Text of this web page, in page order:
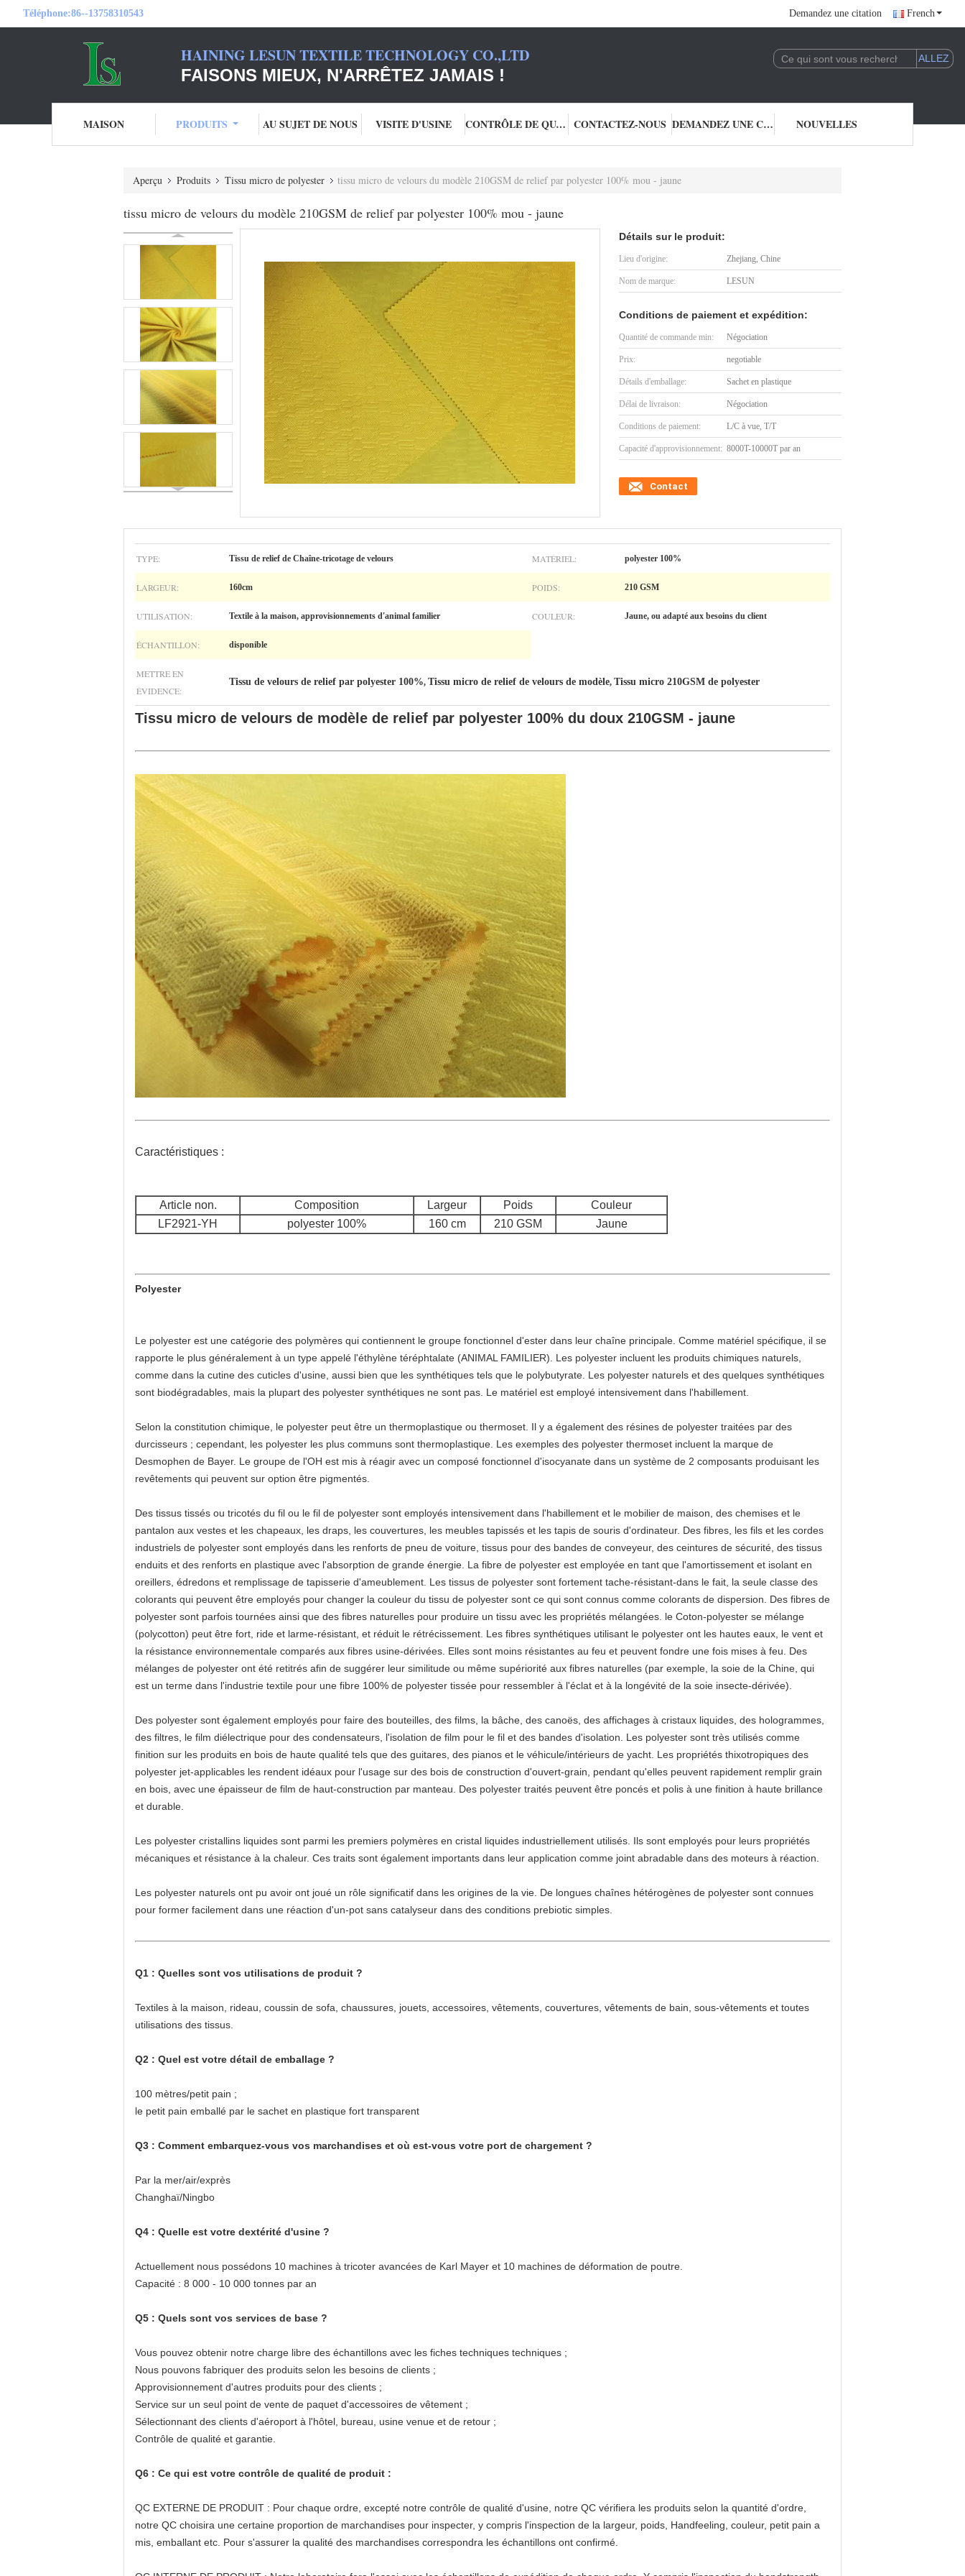
Téléphone:86--13758310543 Demandez une citation French
HAINING LESUN TEXTILE TECHNOLOGY CO.,LTD
FAISONS MIEUX, N'ARRÊTEZ JAMAIS !
MAISON PRODUITS AU SUJET DE NOUS VISITE D'USINE CONTRÔLE DE QUALITÉ CONTACTEZ-NOUS DEMANDEZ UNE CITATION NOUVELLES
Aperçu Produits Tissu micro de polyester tissu micro de velours du modèle 210GSM de relief par polyester 100% mou - jaune
tissu micro de velours du modèle 210GSM de relief par polyester 100% mou - jaune
Détails sur le produit:
Lieu d'origine: Zhejiang, Chine
Nom de marque: LESUN
Conditions de paiement et expédition:
Quantité de commande min: Négociation
Prix: negotiable
Détails d'emballage: Sachet en plastique
Délai de livraison: Négociation
Conditions de paiement: L/C à vue, T/T
Capacité d'approvisionnement: 8000T-10000T par an
Contact
TYPE: Tissu de relief de Chaîne-tricotage de velours MATÉRIEL: polyester 100%
LARGEUR: 160cm POIDS: 210 GSM
UTILISATION: Textile à la maison, approvisionnements d'animal familier COULEUR: Jaune, ou adapté aux besoins du client
ÉCHANTILLON: disponible
METTRE EN
ÉVIDENCE:
Tissu de velours de relief par polyester 100%, Tissu micro de relief de velours de modèle, Tissu micro 210GSM de polyester
Tissu micro de velours de modèle de relief par polyester 100% du doux 210GSM - jaune
Caractéristiques :
Article non. Composition Largeur Poids
Couleur
LF2921-YH
polyester 100% 160 cm 210 GSM Jaune
Polyester
Le polyester est une catégorie des polymères qui contiennent le groupe fonctionnel d'ester dans leur chaîne principale. Comme matériel spécifique, il se
rapporte le plus généralement à un type appelé l'éthylène téréphtalate (ANIMAL FAMILIER). Les polyester incluent les produits chimiques naturels,
comme dans la cutine des cuticles d'usine, aussi bien que les synthétiques tels que le polybutyrate. Les polyester naturels et des quelques synthétiques
sont biodégradables, mais la plupart des polyester synthétiques ne sont pas. Le matériel est employé intensivement dans l'habillement.
Selon la constitution chimique, le polyester peut être un thermoplastique ou thermoset. Il y a également des résines de polyester traitées par des
durcisseurs ; cependant, les polyester les plus communs sont thermoplastique. Les exemples des polyester thermoset incluent la marque de
Desmophen de Bayer. Le groupe de l'OH est mis à réagir avec un composé fonctionnel d'isocyanate dans un système de 2 composants produisant les
revêtements qui peuvent sur option être pigmentés.
Des tissus tissés ou tricotés du fil ou le fil de polyester sont employés intensivement dans l'habillement et le mobilier de maison, des chemises et le
pantalon aux vestes et les chapeaux, les draps, les couvertures, les meubles tapissés et les tapis de souris d'ordinateur. Des fibres, les fils et les cordes
industriels de polyester sont employés dans les renforts de pneu de voiture, tissus pour des bandes de conveyeur, des ceintures de sécurité, des tissus
enduits et des renforts en plastique avec l'absorption de grande énergie. La fibre de polyester est employée en tant que l'amortissement et isolant en
oreillers, édredons et remplissage de tapisserie d'ameublement. Les tissus de polyester sont fortement tache-résistant-dans le fait, la seule classe des
colorants qui peuvent être employés pour changer la couleur du tissu de polyester sont ce qui sont connus comme colorants de dispersion. Des fibres de
polyester sont parfois tournées ainsi que des fibres naturelles pour produire un tissu avec les propriétés mélangées. le Coton-polyester se mélange
(polycotton) peut être fort, ride et larme-résistant, et réduit le rétrécissement. Les fibres synthétiques utilisant le polyester ont les hautes eaux, le vent et
la résistance environnementale comparés aux fibres usine-dérivées. Elles sont moins résistantes au feu et peuvent fondre une fois mises à feu. Des
mélanges de polyester ont été retitrés afin de suggérer leur similitude ou même supériorité aux fibres naturelles (par exemple, la soie de la Chine, qui
est un terme dans l'industrie textile pour une fibre 100% de polyester tissée pour ressembler à l'éclat et à la longévité de la soie insecte-dérivée).
Des polyester sont également employés pour faire des bouteilles, des films, la bâche, des canoës, des affichages à cristaux liquides, des hologrammes,
des filtres, le film diélectrique pour des condensateurs, l'isolation de film pour le fil et des bandes d'isolation. Les polyester sont très utilisés comme
finition sur les produits en bois de haute qualité tels que des guitares, des pianos et le véhicule/intérieurs de yacht. Les propriétés thixotropiques des
polyester jet-applicables les rendent idéaux pour l'usage sur des bois de construction d'ouvert-grain, pendant qu'elles peuvent rapidement remplir grain
en bois, avec une épaisseur de film de haut-construction par manteau. Des polyester traités peuvent être poncés et polis à une finition à haute brillance
et durable.
Les polyester cristallins liquides sont parmi les premiers polymères en cristal liquides industriellement utilisés. Ils sont employés pour leurs propriétés
mécaniques et résistance à la chaleur. Ces traits sont également importants dans leur application comme joint abradable dans des moteurs à réaction.
Les polyester naturels ont pu avoir ont joué un rôle significatif dans les origines de la vie. De longues chaînes hétérogènes de polyester sont connues
pour former facilement dans une réaction d'un-pot sans catalyseur dans des conditions prebiotic simples.
Q1 : Quelles sont vos utilisations de produit ?
Textiles à la maison, rideau, coussin de sofa, chaussures, jouets, accessoires, vêtements, couvertures, vêtements de bain, sous-vêtements et toutes
utilisations des tissus.
Q2 : Quel est votre détail de emballage ?
100 mètres/petit pain ;
le petit pain emballé par le sachet en plastique fort transparent
Q3 : Comment embarquez-vous vos marchandises et où est-vous votre port de chargement ?
Par la mer/air/exprès
Changhaï/Ningbo
Q4 : Quelle est votre dextérité d'usine ?
Actuellement nous possédons 10 machines à tricoter avancées de Karl Mayer et 10 machines de déformation de poutre.
Capacité : 8 000 - 10 000 tonnes par an
Q5 : Quels sont vos services de base ?
Vous pouvez obtenir notre charge libre des échantillons avec les fiches techniques techniques ;
Nous pouvons fabriquer des produits selon les besoins de clients ;
Approvisionnement d'autres produits pour des clients ;
Service sur un seul point de vente de paquet d'accessoires de vêtement ;
Sélectionnant des clients d'aéroport à l'hôtel, bureau, usine venue et de retour ;
Contrôle de qualité et garantie.
Q6 : Ce qui est votre contrôle de qualité de produit :
QC EXTERNE DE PRODUIT : Pour chaque ordre, excepté notre contrôle de qualité d'usine, notre QC vérifiera les produits selon la quantité d'ordre,
notre QC choisira une certaine proportion de marchandises pour inspecter, y compris l'inspection de la largeur, poids, Handfeeling, couleur, petit pain a
mis, emballant etc. Pour s'assurer la qualité des marchandises correspondra les échantillons ont confirmé.